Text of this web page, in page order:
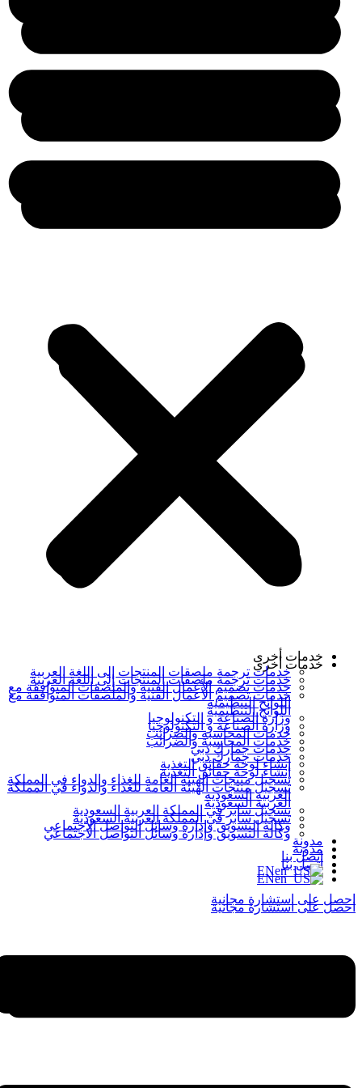
خدمات أخرى
خدمات ترجمة ملصقات المنتجات إلى اللغة العربية
خدمات تصميم الأعمال الفنية والملصقات المتوافقة مع
اللوائح التنظيمية
وزارة الصناعة و التكنولوجيا
خدمات المحاسبة والضرائب
خدمات جمارك دبي
إنشاء لوحة حقائق التغذية
تسجيل منتجات الهيئة العامة للغذاء والدواء في المملكة
العربية السعودية
تسجيل سابر في المملكة العربية السعودية
وكالة التسويق وإدارة وسائل التواصل الاجتماعي
مدونة
اتصل بنا
EN
احصل على استشارة مجانية
خدمات أخرى
خدمات ترجمة ملصقات المنتجات إلى اللغة العربية
خدمات تصميم الأعمال الفنية والملصقات المتوافقة مع
اللوائح التنظيمية
وزارة الصناعة و التكنولوجيا
خدمات المحاسبة والضرائب
خدمات جمارك دبي
إنشاء لوحة حقائق التغذية
تسجيل منتجات الهيئة العامة للغذاء والدواء في المملكة
العربية السعودية
تسجيل سابر في المملكة العربية السعودية
وكالة التسويق وإدارة وسائل التواصل الاجتماعي
مدونة
اتصل بنا
EN
احصل على استشارة مجانية